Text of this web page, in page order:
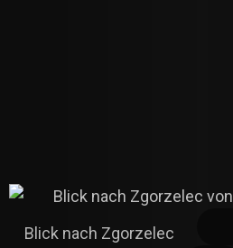
Blick nach Zgorzelec